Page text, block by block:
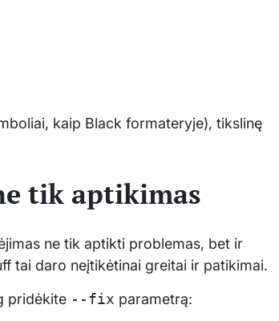
kaip Black formateryje), tikslinę
tik aptikimas
ne tik aptikti problemas, bet ir
tai daro neįtikėtinai greitai ir patikimai.
pridėkite --fix parametrą: